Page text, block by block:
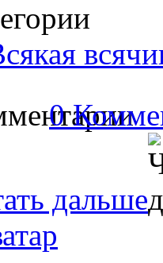
0
дальше